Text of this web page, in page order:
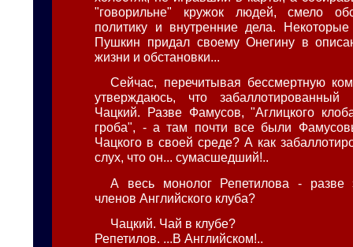
"говорильне" кружок людей, смело
политику и внутренние дела.
Пушкин придал своему Онегину в
жизни и обстановки...
Сейчас, перечитывая бессмертную
утверждаюсь, что
Чацкий. Разве Фамусов, "Аглицкого
гроба", - а там почти все были
Чацкого в своей среде? А как
слух, что он... сумасшедший!..
А весь монолог Репетилова - разве
членов Английского клуба?
Чацкий. Чай в клубе?
Репетилов. ...В Английском!..